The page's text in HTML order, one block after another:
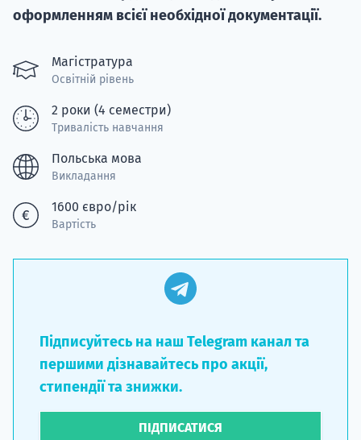
оформленням всієї необхідної документації.
Магістратура
Освітній рівень
2 роки (4 семестри)
Тривалість навчання
Польська мова
Викладання
1600 євро/рік
Вартість
Підписуйтесь на наш Telegram канал та
першими дізнавайтесь про акції,
стипендії та знижки.
ПІДПИСАТИСЯ